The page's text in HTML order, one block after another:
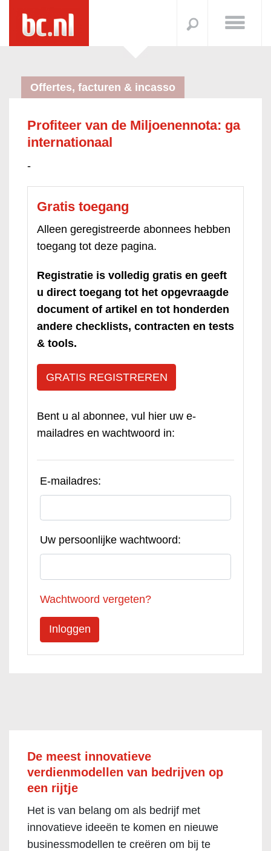
Offertes, facturen & incasso
Profiteer van de Miljoenennota: ga
internationaal
-
Gratis toegang
Alleen geregistreerde abonnees hebben
toegang tot deze pagina.
Registratie is volledig gratis en geeft
u direct toegang tot het opgevraagde
document of artikel en tot honderden
andere checklists, contracten en tests
& tools.
GRATIS REGISTREREN
Bent u al abonnee, vul hier uw e-
mailadres en wachtwoord in:
E-mailadres:
Uw persoonlijke wachtwoord:
Wachtwoord vergeten?
De meest innovatieve
verdienmodellen van bedrijven op
een rijtje
Het is van belang om als bedrijf met
innovatieve ideeën te komen en nieuwe
businessmodellen te creëren om bij te